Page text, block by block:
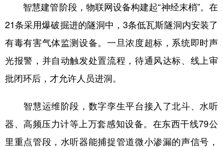
智慧建管阶段，物联网设备构建起“神经末梢”。在
21条采用爆破掘进的隧洞中，3条低瓦斯隧洞内安装了
有毒有害气体监测设备。一旦浓度超标，系统即时声
光报警，并自动触发处置流程，待通风达标、线上审
批闭环后，才允许人员进洞。
智慧运维阶段，数字孪生平台接入了北斗、水听
器、高频压力计等上万套感知设备。在东西干线79公
里重点管段，水听器能捕捉管道微小渗漏的声信号，